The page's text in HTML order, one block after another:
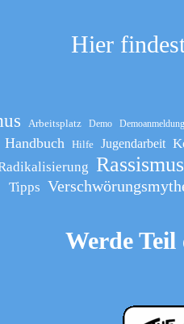
Hier
Arbeitsplatz Demo Demoanmeldung
Handbuch Hilfe Jugendarbeit
Rassismus
Tipps
Werde Teil